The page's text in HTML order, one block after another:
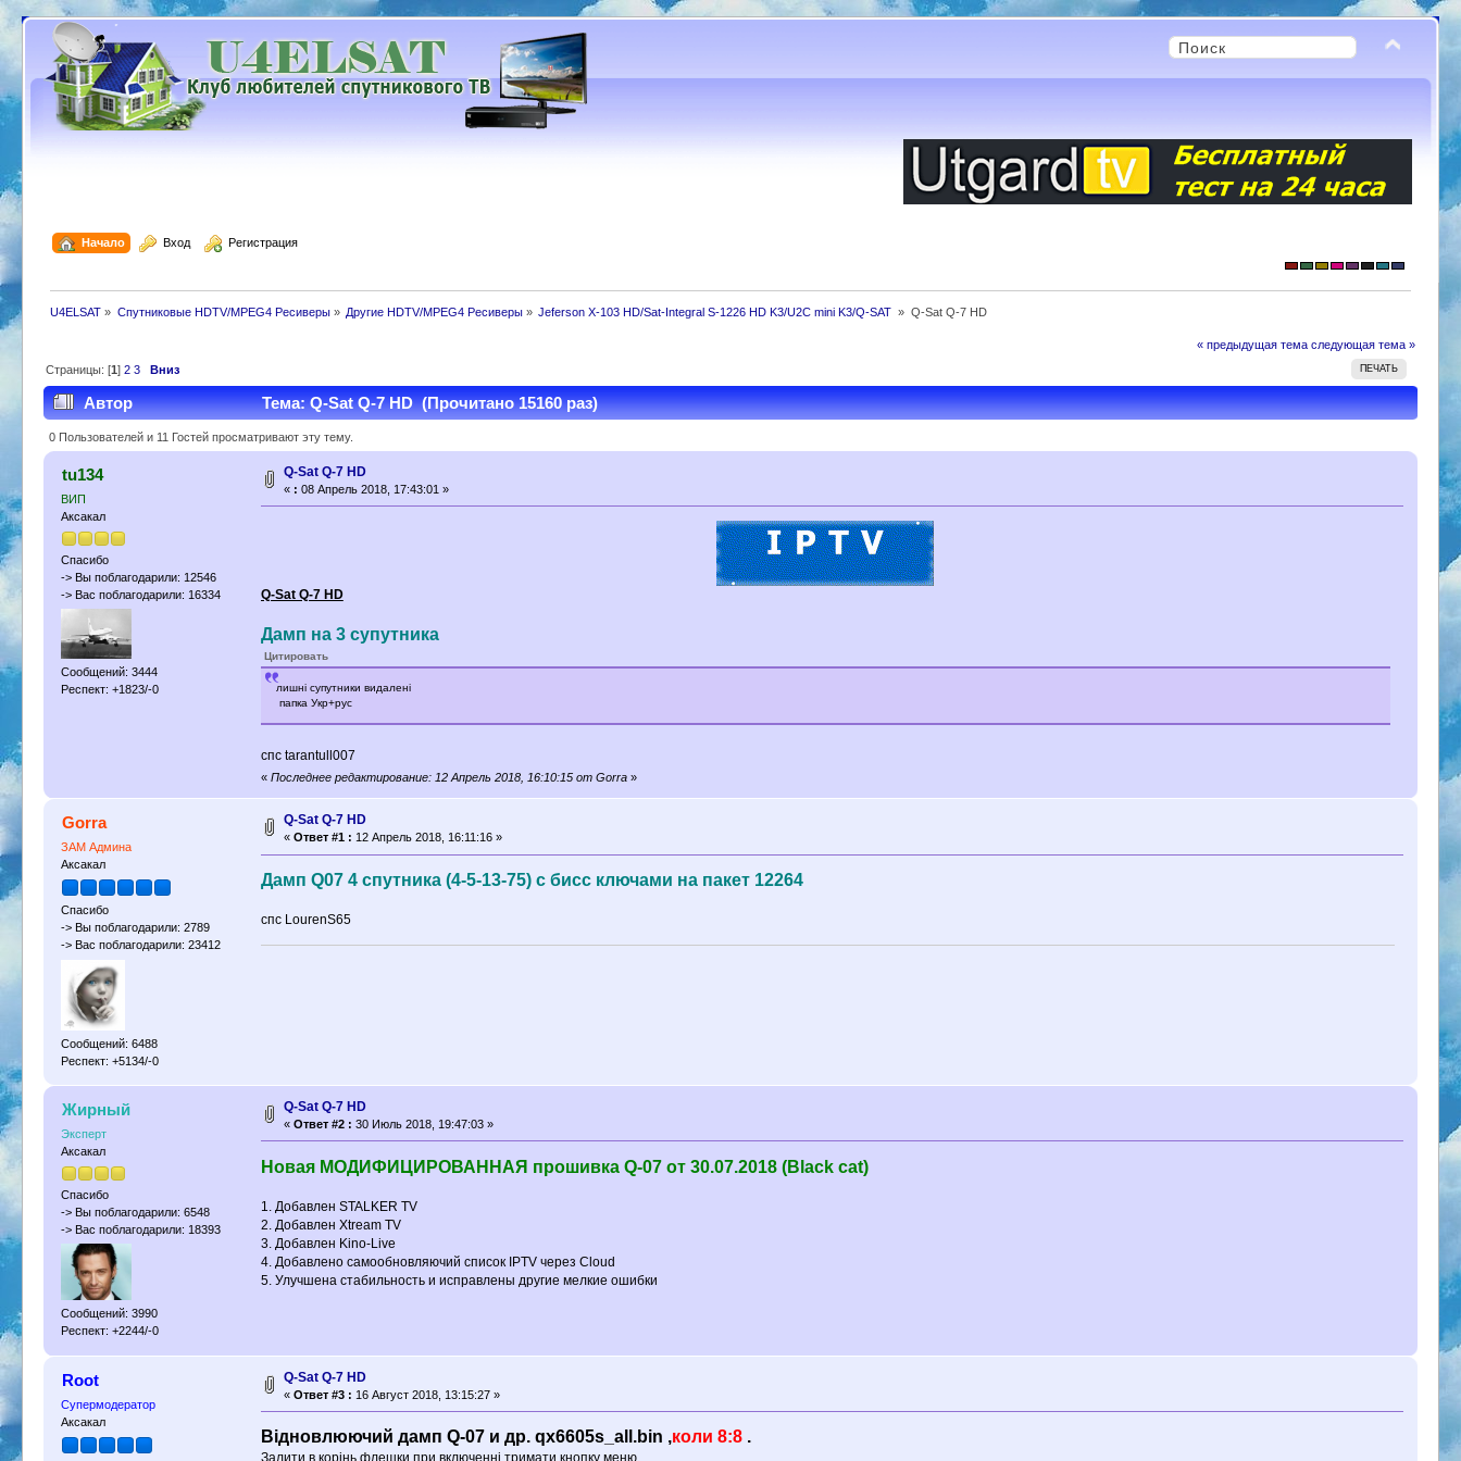
Начало Вход Регистрация
U4ELSAT » Спутниковые HDTV/MPEG4 Ресиверы» Другие HDTV/MPEG4 Ресиверы » Jeferson X-103 HD/Sat-Integral S-1226 HD K3/U2C mini K3/Q-SAT » Q-Sat Q-7 HD
« предыдущая тема следующая тема »
ПЕЧАТЬ
Страницы: [1]2 3 Вниз
Автор Тема: Q-Sat Q-7 HD (Прочитано 15160 раз)
0 Пользователей и 11 Гостей просматривают эту тему.
tu134
ВИП
Аксакал
Спасибо
-> Вы поблагодарили: 12546
-> Вас поблагодарили: 16334
Сообщений: 3444
Респект: +1823/-0
Q-Sat Q-7 HD
« : 08 Апрель 2018, 17:43:01 »
Q-Sat Q-7 HD
Дамп на 3 супутника
Цитировать
лишні супутники видалені
папка Укр+рус
спс tarantull007
« Последнее редактирование: 12 Апрель 2018, 16:10:15 от Gorra»
Gorra
ЗАМ Админа
Аксакал
Спасибо
-> Вы поблагодарили: 2789
-> Вас поблагодарили: 23412
Сообщений: 6488
Респект: +5134/-0
Q-Sat Q-7 HD
«Ответ #1 : 12 Апрель 2018, 16:11:16 »
Дамп Q07 4 спутника (4-5-13-75) с бисс ключами на пакет 12264
спс LourenS65
Жирный
Эксперт
Аксакал
Спасибо
-> Вы поблагодарили: 6548
-> Вас поблагодарили: 18393
Сообщений: 3990
Респект: +2244/-0
Q-Sat Q-7 HD
«Ответ #2 : 30 Июль 2018, 19:47:03 »
Новая МОДИФИЦИРОВАННАЯ прошивка Q-07 от 30.07.2018 (Black cat)
1. Добавлен STALKER TV
2. Добавлен Xtream TV
3. Добавлен Kino-Live
4. Добавлено самообновляючий список IPTV через Cloud
5. Улучшена стабильность и исправлены другие мелкие ошибки
Root
Супермодератор
Аксакал
Q-Sat Q-7 HD
«Ответ #3 : 16 Август 2018, 13:15:27 »
Відновлюючий дамп Q-07 и др. qx6605s_all.bin ,коли 8:8.